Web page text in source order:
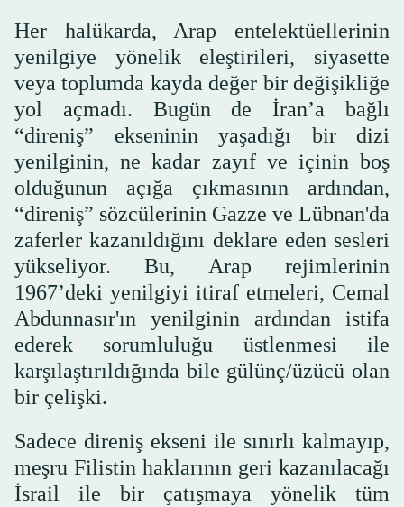
Her halükarda, Arap entelektüellerinin
yenilgiye yönelik eleştirileri, siyasette
veya toplumda kayda değer bir değişikliğe
yol açmadı. Bugün de İran’a bağlı
“direniş” ekseninin yaşadığı bir dizi
yenilginin, ne kadar zayıf ve içinin boş
olduğunun açığa çıkmasının ardından,
“direniş” sözcülerinin Gazze ve Lübnan'da
zaferler kazanıldığını deklare eden sesleri
yükseliyor. Bu, Arap rejimlerinin
1967’deki yenilgiyi itiraf etmeleri, Cemal
Abdunnasır'ın yenilginin ardından istifa
ederek sorumluluğu üstlenmesi ile
karşılaştırıldığında bile gülünç/üzücü olan
bir çelişki.
Sadece direniş ekseni ile sınırlı kalmayıp,
meşru Filistin haklarının geri kazanılacağı
İsrail ile bir çatışmaya yönelik tüm